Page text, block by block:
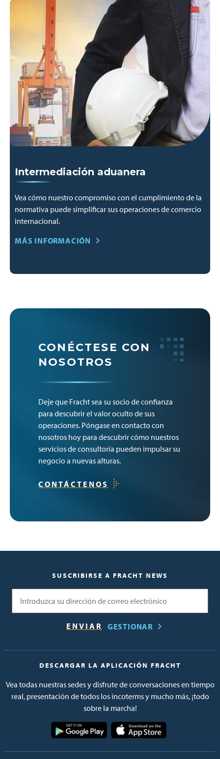
Intermediación aduanera
Vea cómo nuestro compromiso con el cumplimiento de la
normativa puede simplificar sus operaciones de comercio
internacional.
MÁS INFORMACIÓN
CONÉCTESE CON
NOSOTROS
Deje que Fracht sea su socio de confianza
para descubrir el valor oculto de sus
operaciones. Póngase en contacto con
nosotros hoy para descubrir cómo nuestros
servicios de consultoría pueden impulsar su
negocio a nuevas alturas.
CONTÁCTENOS
SUSCRIBIRSE A FRACHT NEWS
GESTIONAR
DESCARGAR LA APLICACIÓN FRACHT
Vea todas nuestras sedes y disfrute de conversaciones en tiempo
real, presentación de todos los incoterms y mucho más, ¡todo
sobre la marcha!
Imagen
Imagen